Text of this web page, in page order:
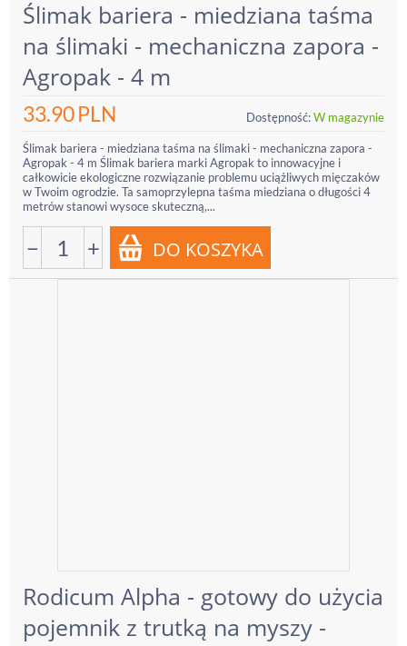
Ślimak bariera - miedziana taśma
na ślimaki - mechaniczna zapora -
Agropak - 4 m
33.90PLN Dostępność:W magazynie
Ślimak bariera - miedziana taśma na ślimaki - mechaniczna zapora -
Agropak - 4 m Ślimak bariera marki Agropak to innowacyjne i
całkowicie ekologiczne rozwiązanie problemu uciążliwych mięczaków
w Twoim ogrodzie. Ta samoprzylepna taśma miedziana o długości 4
metrów stanowi wysoce skuteczną,...
− +
Rodicum Alpha - gotowy do użycia
pojemnik z trutką na myszy -